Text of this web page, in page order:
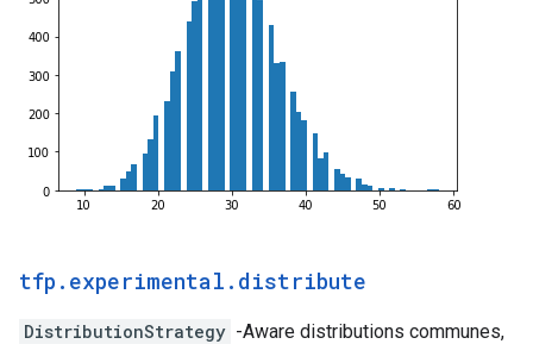
tfp . experimental . distribute
DistributionStrategy -Aware distributions communes,